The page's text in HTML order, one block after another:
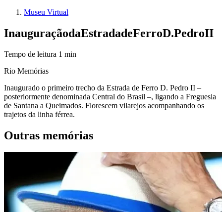
Museu Virtual
InauguraçãodaEstradadeFerroD.PedroII
Tempo de leitura 1 min
Rio Memórias
Inaugurado o primeiro trecho da Estrada de Ferro D. Pedro II –
posteriormente denominada Central do Brasil –, ligando a Freguesia
de Santana a Queimados. Florescem vilarejos acompanhando os
trajetos da linha férrea.
Outras memórias